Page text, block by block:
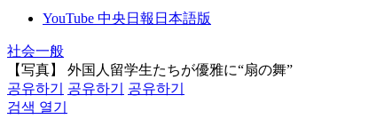
YouTube 中央日報日本語版
社会一般
【写真】 外国人留学生たちが優雅に“扇の舞”
공유하기
공유하기
공유하기
검색 열기